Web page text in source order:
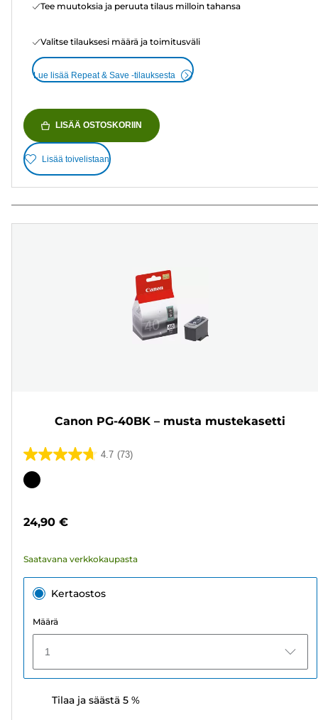
Tee muutoksia ja peruuta tilaus milloin tahansa
Valitse tilauksesi määrä ja toimitusväli
Lue lisää Repeat & Save -tilauksesta
LISÄÄ OSTOSKORIIN
Lisää toivelistaan
Canon PG-40BK – musta mustekasetti
4.7 (73)
4.7/5
tähteä.
Värikasetti
24,90 €
Saatavana verkkokaupasta
Kertaostos
Määrä
1
Tilaa ja säästä 5 %